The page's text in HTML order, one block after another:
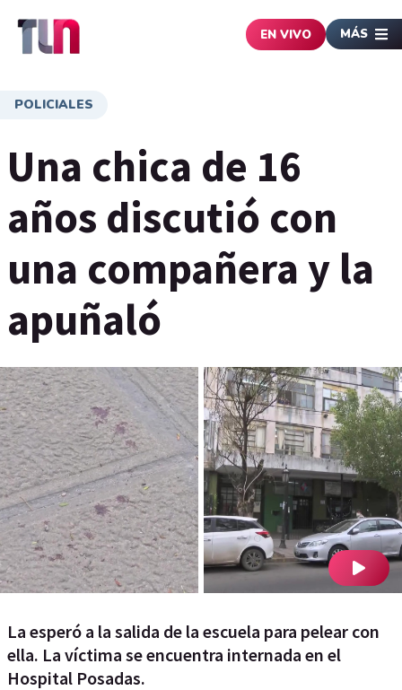
EN VIVO MÁS
POLICIALES
Una chica de 16
años discutió con
una compañera y la
apuñaló
La esperó a la salida de la escuela para pelear con
ella. La víctima se encuentra internada en el
Hospital Posadas.